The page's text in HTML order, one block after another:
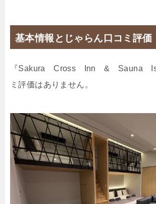
基本情報とじゃらん口コミ評価
『Sakura Cross Inn & Sauna
ミ評価はありません。